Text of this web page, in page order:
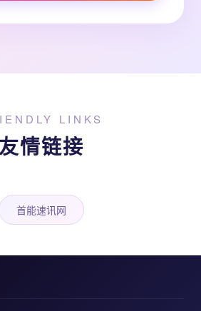
LINKS
情链接
首能速讯网